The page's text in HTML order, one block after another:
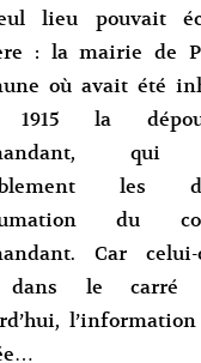
lieu pouvait
: la mairie de
où avait été
1915 la
qui
les
du
Car
dans le carré